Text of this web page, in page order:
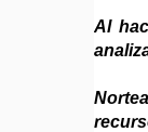
Al